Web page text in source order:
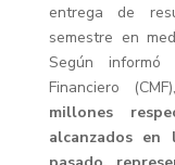
entrega de
semestre en
Según
Financiero
millones
alcanzados en